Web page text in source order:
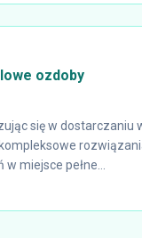
ozdoby
się w dostarczaniu
miejsce pełne...